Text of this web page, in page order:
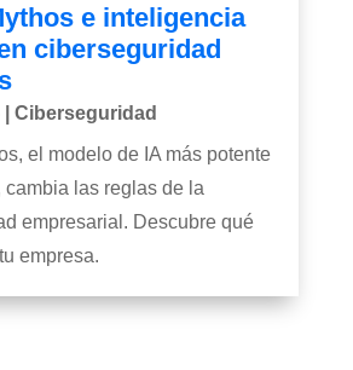
e inteligencia
ciberseguridad
| Ciberseguridad
el modelo de IA más potente
cambia las reglas de la
empresarial. Descubre qué
empresa.